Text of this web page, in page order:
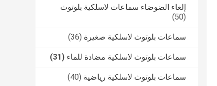
إلغاء الضوضاء سماعات لاسلكية بلوتوث
(50)
سماعات بلوتوث لاسلكية صغيرة (36)
سماعات بلوتوث لاسلكية مضادة للماء (31)
سماعات بلوتوث لاسلكية رياضية (40)